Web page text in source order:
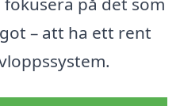
– att ha ett rent